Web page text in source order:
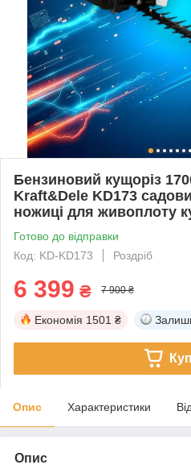
Бензиновий кущоріз
Kraft&Dele KD173
ножиці для живоплоту
Готово до відправки
Код: KD-KD173
Роздріб
6 399 ₴ 7 900 ₴
Економія 1501 ₴
Опис Характеристики
Опис